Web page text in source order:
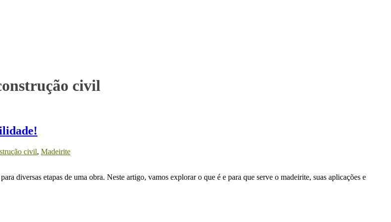
civil
civil, Madeirite
diversas etapas de uma obra. Neste artigo, vamos explorar o que é e para que serve o madeirite, suas aplicações e